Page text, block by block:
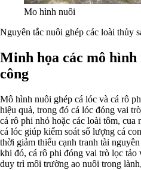
Mo hình nuôi
Nguyên tắc nuôi ghép các loài thủy
Minh họa các mô hình
công
Mô hình nuôi ghép cá lóc và cá rô
hiệu quả, trong đó cá lóc đóng vai
cá rô phi nhỏ hoặc các loài tôm, cua
cá lóc giúp kiểm soát số lượng cá
thời giảm thiểu cạnh tranh tài
khi đó, cá rô phi đóng vai trò lọc
duy trì môi trường ao nuôi trong